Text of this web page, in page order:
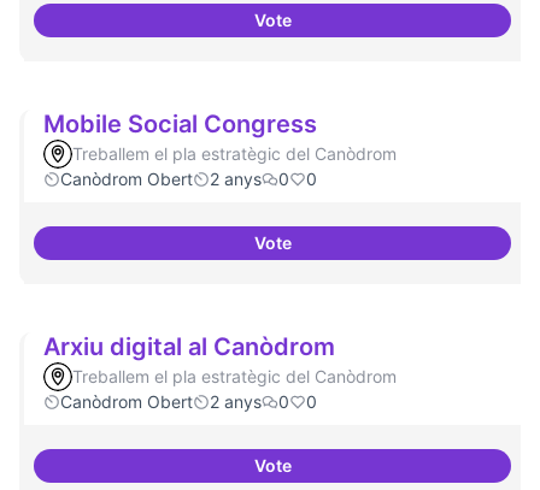
VoteRefugi en cas d'un tall a internet
Mobile Social Congress
Treballem el pla estratègic del Canòdrom
Canòdrom Obert
2 anys 0 0
VoteMobile Social Congress
Arxiu digital al Canòdrom
Treballem el pla estratègic del Canòdrom
Canòdrom Obert
2 anys 0 0
VoteArxiu digital al Canòdrom